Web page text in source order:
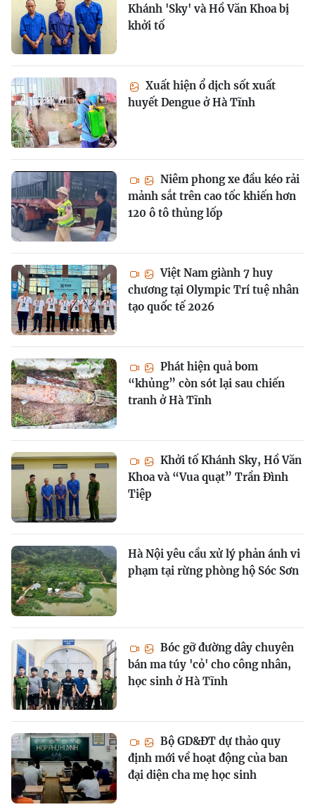
Khánh 'Sky' và Hồ Văn Khoa bị
khởi tố
Xuất hiện ổ dịch sốt xuất
huyết Dengue ở Hà Tĩnh
Niêm phong xe đầu kéo rải
mảnh sắt trên cao tốc khiến hơn
120 ô tô thủng lốp
Việt Nam giành 7 huy
chương tại Olympic Trí tuệ nhân
tạo quốc tế 2026
Phát hiện quả bom
“khủng” còn sót lại sau chiến
tranh ở Hà Tĩnh
Khởi tố Khánh Sky, Hồ Văn
Khoa và “Vua quạt” Trần Đình
Tiệp
Hà Nội yêu cầu xử lý phản ánh vi
phạm tại rừng phòng hộ Sóc Sơn
Bóc gỡ đường dây chuyên
bán ma túy 'cỏ' cho công nhân,
học sinh ở Hà Tĩnh
Bộ GD&ĐT dự thảo quy
định mới về hoạt động của ban
đại diện cha mẹ học sinh